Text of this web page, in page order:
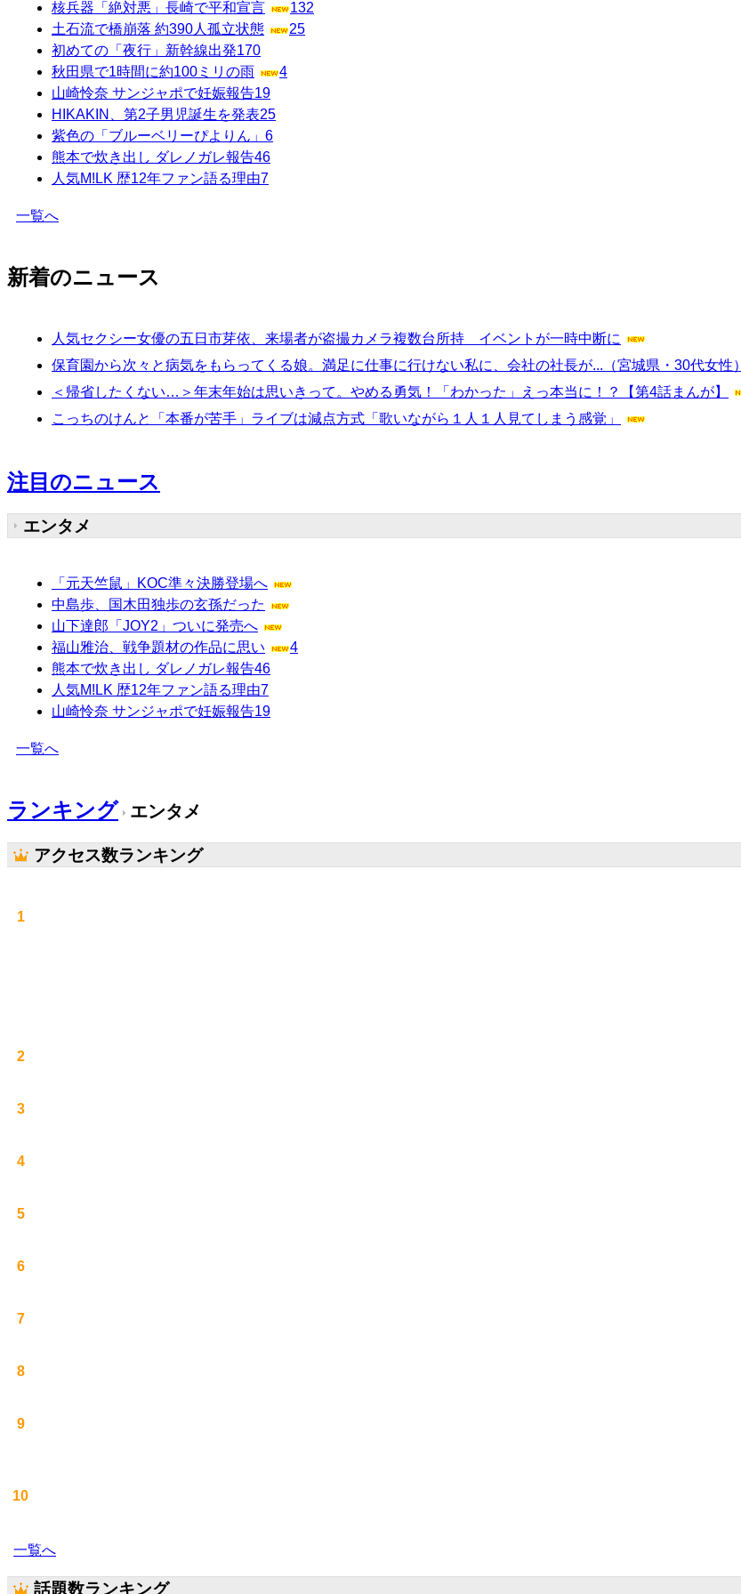
核兵器「絶対悪」長崎で平和宣言
132
土石流で橋崩落 約390人孤立状態
25
初めての「夜行」新幹線出発170
秋田県で1時間に約100ミリの雨
4
山崎怜奈 サンジャポで妊娠報告19
HIKAKIN、第2子男児誕生を発表25
紫色の「ブルーベリーぴよりん」 6
熊本で炊き出し ダレノガレ報告46
人気M!LK 歴12年ファン語る理由7
一覧へ
新着のニュース
人気セクシー女優の五日市芽依、来場者が盗撮カメラ複数台所持 イベントが一時中断に
保育園から次々と病気をもらってくる娘。満足に仕事に行けない私に、会社の社長が...（宮城県・30代女性）
＜帰省したくない…＞年末年始は思いきって。やめる勇気！「わかった」えっ本当に！？【第4話まんが】
こっちのけんと「本番が苦手」ライブは減点方式「歌いながら１人１人見てしまう感覚」
注目のニュース
エンタメ
「元天竺鼠」KOC準々決勝登場へ
中島歩、国木田独歩の玄孫だった
山下達郎「JOY2」ついに発売へ
福山雅治、戦争題材の作品に思い
4
熊本で炊き出し ダレノガレ報告46
人気M!LK 歴12年ファン語る理由7
山崎怜奈 サンジャポで妊娠報告19
一覧へ
ランキング エンタメ
アクセス数ランキング
1
2
3
4
5
6
7
8
9
10
一覧へ
話題数ランキング